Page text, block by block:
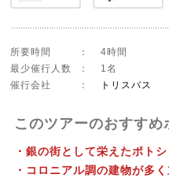
所要時間 ：
4時間
最少催行人数
：
1名
催行会社
： トリスバス
このツアーのおすすめ
・銀の街として栄えたポトシ
・コロニアル調の建物が多